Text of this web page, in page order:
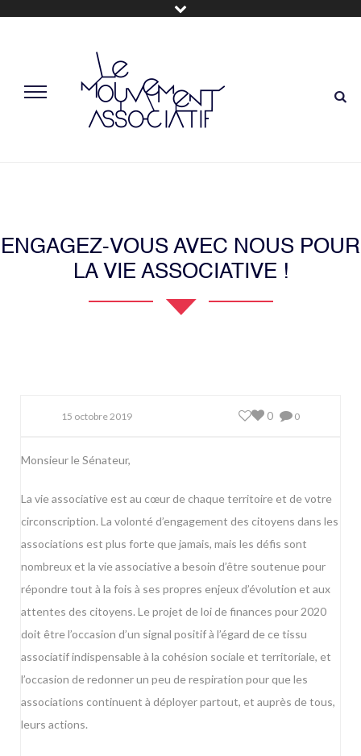
ENGAGEZ-VOUS AVEC NOUS POUR
LA VIE ASSOCIATIVE !
15 octobre 2019 0
0
Monsieur le Sénateur,
La vie associative est au cœur de chaque territoire et de votre
circonscription. La volonté d’engagement des citoyens dans les
associations est plus forte que jamais, mais les défis sont
nombreux et la vie associative a besoin d’être soutenue pour
répondre tout à la fois à ses propres enjeux d’évolution et aux
attentes des citoyens. Le projet de loi de finances pour 2020
doit être l’occasion d’un signal positif à l’égard de ce tissu
associatif indispensable à la cohésion sociale et territoriale, et
l’occasion de redonner un peu de respiration pour que les
associations continuent à déployer partout, et auprès de tous,
leurs actions.